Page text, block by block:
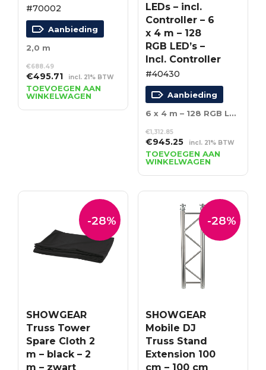
#70002
Aanbieding
2,0 m
€688.49
Oorspronkelijke
prijs
was:
€688.49.
€495.71Huidige
prijs
is:
€495.71.
incl. 21% BTW
TOEVOEGEN AAN
WINKELWAGEN
LEDs – incl.
Controller – 6
x 4 m – 128
RGB LED’s –
Incl. Controller
#40430
Aanbieding
6 x 4 m – 128 RGB LED’s – Incl. Controller
€1,312.85
Oorspronkelijke
prijs
was:
€1,312.85.
€945.25Huidige
prijs
is:
€945.25.
incl. 21% BTW
TOEVOEGEN AAN
WINKELWAGEN
-28%
SHOWGEAR
Truss Tower
Spare Cloth 2
m – black – 2
m – zwart
-28%
SHOWGEAR
Mobile DJ
Truss Stand
Extension 100
cm – 100 cm